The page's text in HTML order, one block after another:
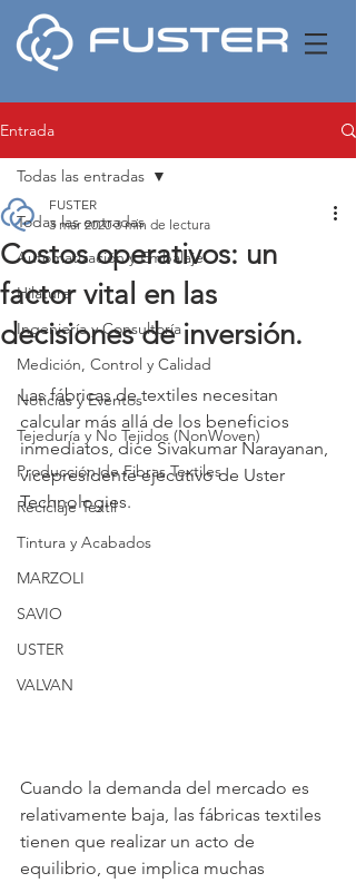
Entrada
Todas las entradas
Automatización y Embalaje
Hilatura
Ingeniería y Consultoría
Medición, Control y Calidad
Noticias y Eventos
Tejeduría y No Tejidos (NonWoven)
Producción de Fibras Textiles
Reciclaje Textil
Tintura y Acabados
MARZOLI
SAVIO
USTER
VALVAN
Todas las entradas
Costos operativos: un
factor vital en las
decisiones de inversión.
FUSTER
3 mar 2020 3 min de lectura
Las fábricas de textiles necesitan
calcular más allá de los beneficios
inmediatos, dice Sivakumar Narayanan,
vicepresidente ejecutivo de Uster
Technologies.
Cuando la demanda del mercado es
relativamente baja, las fábricas textiles
tienen que realizar un acto de
equilibrio, que implica muchas